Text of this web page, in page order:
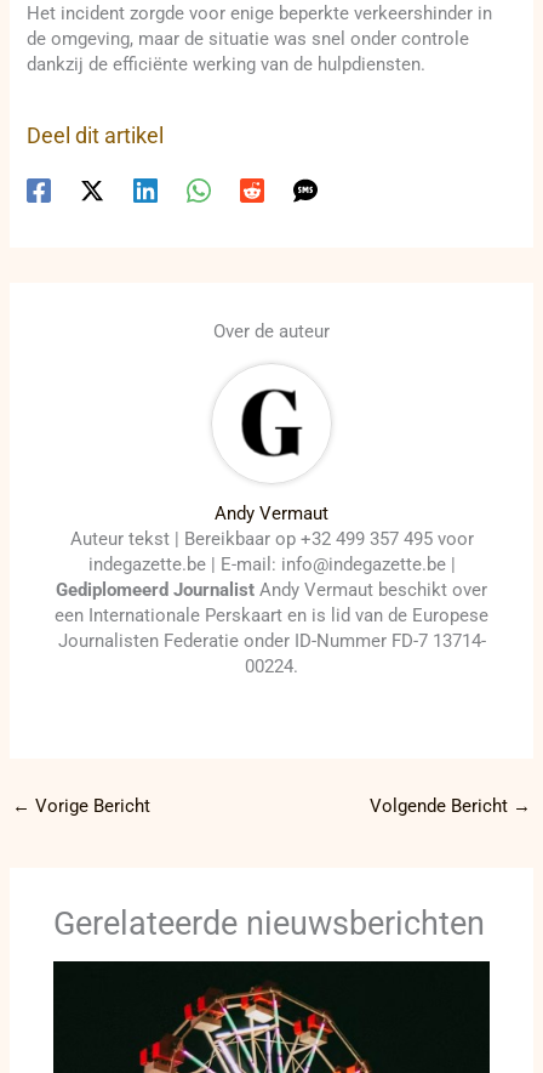
Het incident zorgde voor enige beperkte verkeershinder in
de omgeving, maar de situatie was snel onder controle
dankzij de efficiënte werking van de hulpdiensten.
Deel dit artikel
Over de auteur
Andy Vermaut
Auteur tekst | Bereikbaar op +32 499 357 495 voor
indegazette.be | E-mail: info@indegazette.be |
Gediplomeerd Journalist Andy Vermaut beschikt over
een Internationale Perskaart en is lid van de Europese
Journalisten Federatie onder ID-Nummer FD-7 13714-
00224.
← Vorige Bericht Volgende Bericht →
Gerelateerde nieuwsberichten